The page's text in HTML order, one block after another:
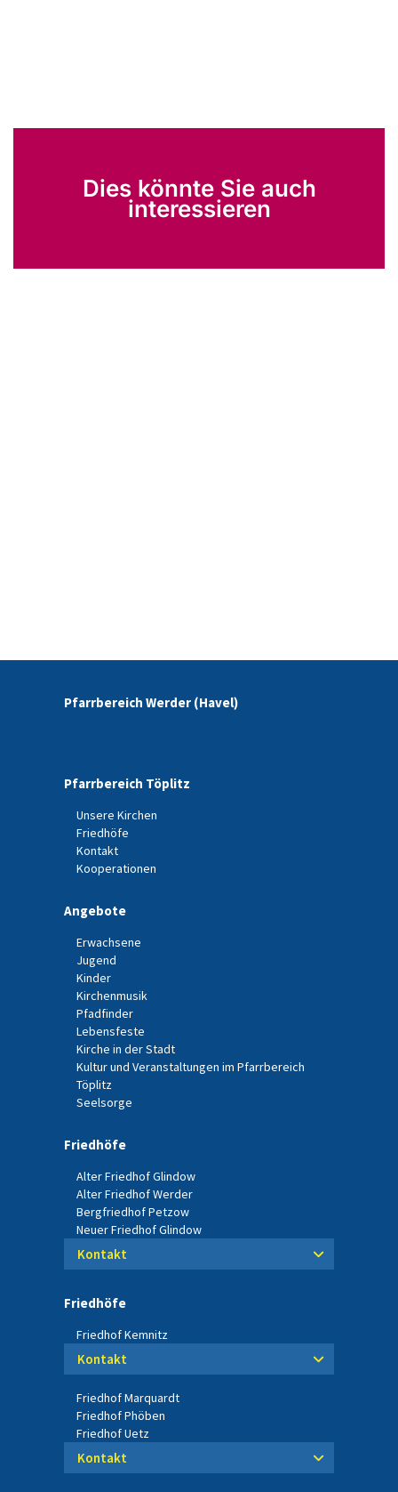
Dies könnte Sie auch
interessieren
Pfarrbereich Werder (Havel)
Pfarrbereich Töplitz
Unsere Kirchen
Friedhöfe
Kontakt
Kooperationen
Angebote
Erwachsene
Jugend
Kinder
Kirchenmusik
Pfadfinder
Lebensfeste
Kirche in der Stadt
Kultur und Veranstaltungen im Pfarrbereich
Töplitz
Seelsorge
Friedhöfe
Alter Friedhof Glindow
Alter Friedhof Werder
Bergfriedhof Petzow
Neuer Friedhof Glindow
Kontakt
Friedhöfe
Friedhof Kemnitz
Kontakt
Friedhof Marquardt
Friedhof Phöben
Friedhof Uetz
Kontakt